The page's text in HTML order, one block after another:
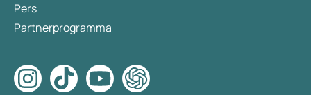
Pers
Partnerprogramma